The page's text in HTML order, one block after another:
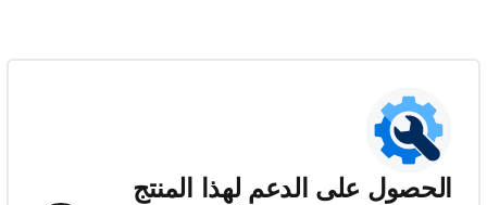
الحصول على الدعم لهذا المنتج